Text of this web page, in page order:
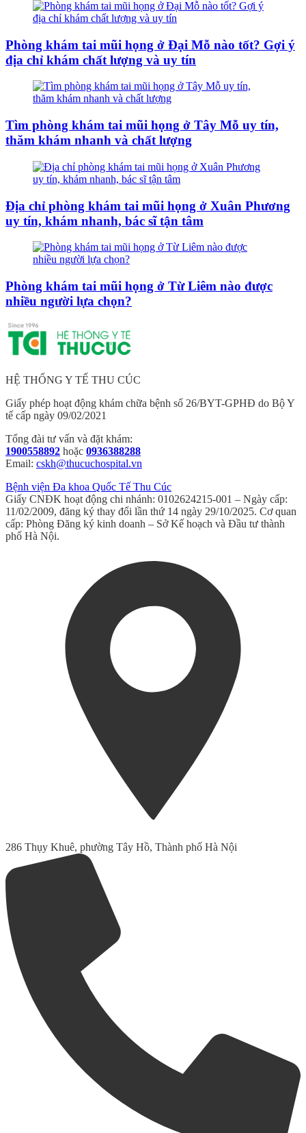
Phòng khám tai mũi họng ở Đại Mỗ nào tốt? Gợi ý
địa chỉ khám chất lượng và uy tín
Tìm phòng khám tai mũi họng ở Tây Mỗ uy tín,
thăm khám nhanh và chất lượng
Địa chỉ phòng khám tai mũi họng ở Xuân Phương
uy tín, khám nhanh, bác sĩ tận tâm
Phòng khám tai mũi họng ở Từ Liêm nào được
nhiều người lựa chọn?
HỆ THỐNG Y TẾ THU CÚC
Giấy phép hoạt động khám chữa bệnh số 26/BYT-GPHĐ do Bộ Y
tế cấp ngày 09/02/2021
Tổng đài tư vấn và đặt khám:
1900558892 hoặc 0936388288
Email: cskh@thucuchospital.vn
Bệnh viện Đa khoa Quốc Tế Thu Cúc
Giấy CNĐK hoạt động chi nhánh: 0102624215-001 – Ngày cấp:
11/02/2009, đăng ký thay đổi lần thứ 14 ngày 29/10/2025. Cơ quan
cấp: Phòng Đăng ký kinh doanh – Sở Kế hoạch và Đầu tư thành
phố Hà Nội.
286 Thụy Khuê, phường Tây Hồ, Thành phố Hà Nội